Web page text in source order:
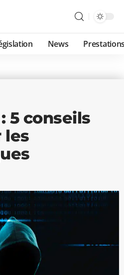
News
5 conseils
les